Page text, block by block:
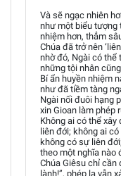
Và sẽ ngạc nhiên
như một biểu tượng
nhiệm hơn, thẳm
Chúa đã trở nên
nhờ đó, Ngài có thể
những tội nhân
Bí ẩn huyền nhiệm
như đã tiềm tàng
Ngài nối đuôi hạng
xin Gioan làm phép
Không ai có thể
liên đới; không ai
không có sự liên
theo một nghĩa nào
Chúa Giêsu chỉ cần
lành!”, phép lạ vẫn